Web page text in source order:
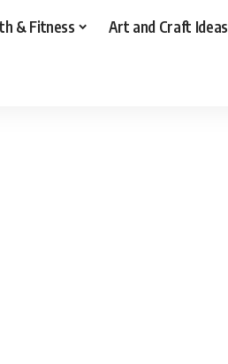
& Fitness Art and Craft Ideas